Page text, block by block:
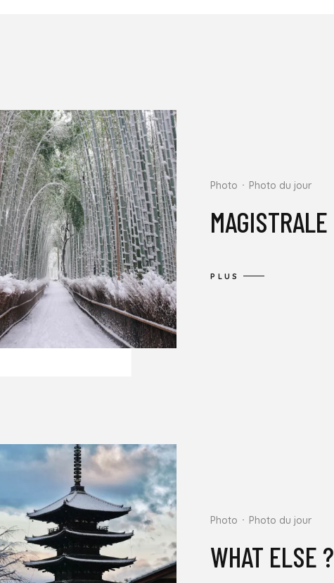
Photo Photo du jour
PLUS
Photo Photo du jour
WHAT ELSE